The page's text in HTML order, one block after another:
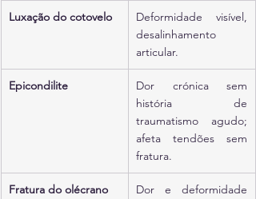
Luxação do cotovelo
Deformidade visível,
desalinhamento
articular.
Epicondilite
Dor crónica sem
história de
traumatismo agudo;
afeta tendões sem
fratura.
Fratura do olécrano
Dor e deformidade